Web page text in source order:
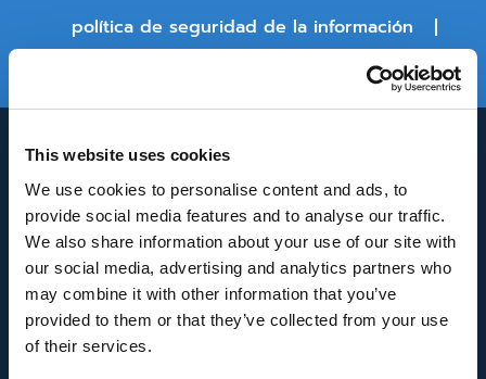
This website uses cookies
We use cookies to personalise content and ads, to
provide social media features and to analyse our traffic.
We also share information about your use of our site with
our social media, advertising and analytics partners who
may combine it with other information that you’ve
provided to them or that they’ve collected from your use
of their services.
política de seguridad de la información
INNOVACIÓN Y DESARROLLO DE ANDALUCÍA
IDEA